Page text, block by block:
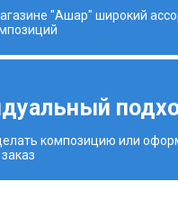
"Ашар" широкий
композицию или